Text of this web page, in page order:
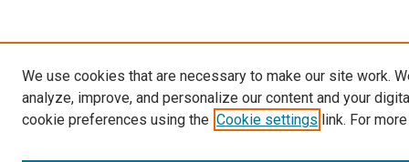
We use cookies that are necessary to make our site work.
analyze, improve, and personalize our content and your
cookie preferences using the Cookie settings link. For